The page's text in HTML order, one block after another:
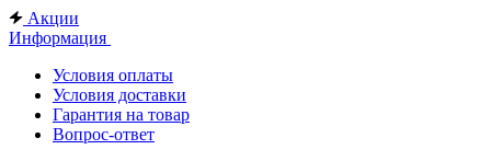
Акции
Информация
Условия оплаты
Условия доставки
Гарантия на товар
Вопрос-ответ